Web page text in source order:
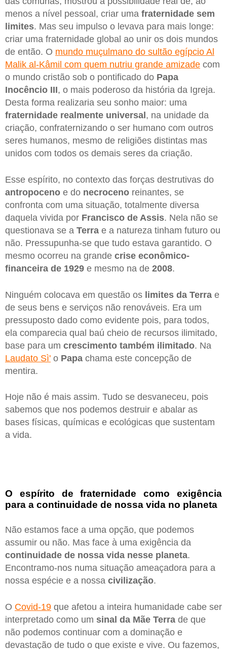
menos a nível pessoal, criar uma fraternidade sem
limites. Mas seu impulso o levava para mais longe:
criar uma fraternidade global ao unir os dois mundos
de então. O mundo muçulmano do sultão egípcio Al
Malik al-Kâmil com quem nutriu grande amizade com
o mundo cristão sob o pontificado do Papa
Inocêncio III, o mais poderoso da história da Igreja.
Desta forma realizaria seu sonho maior: uma
fraternidade realmente universal , na unidade da
criação, confraternizando o ser humano com outros
seres humanos, mesmo de religiões distintas mas
unidos com todos os demais seres da criação.
Esse espírito, no contexto das forças destrutivas do
antropoceno e do necroceno reinantes, se
confronta com uma situação, totalmente diversa
daquela vivida por Francisco de Assis. Nela não se
questionava se a Terra e a natureza tinham futuro ou
não. Pressupunha-se que tudo estava garantido. O
mesmo ocorreu na grande crise econômico-
financeira de 1929 e mesmo na de 2008.
Ninguém colocava em questão os limites da Terra e
de seus bens e serviços não renováveis. Era um
pressuposto dado como evidente pois, para todos,
ela comparecia qual baú cheio de recursos ilimitado,
base para um crescimento também ilimitado. Na
Laudato Sì' o Papa chama este concepção de
mentira.
Hoje não é mais assim. Tudo se desvaneceu, pois
sabemos que nos podemos destruir e abalar as
bases físicas, químicas e ecológicas que sustentam
a vida.
O espírito de fraternidade como exigência
para a continuidade de nossa vida no planeta
Não estamos face a uma opção, que podemos
assumir ou não. Mas face à uma exigência da
continuidade de nossa vida nesse planeta.
Encontramo-nos numa situação ameaçadora para a
nossa espécie e a nossa civilização.
O Covid-19 que afetou a inteira humanidade cabe ser
interpretado como um sinal da Mãe Terra de que
não podemos continuar com a dominação e
devastação de tudo o que existe e vive. Ou fazemos,